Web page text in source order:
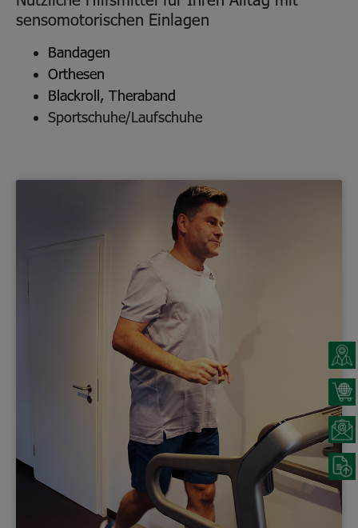
sensomotorischen Einlagen
Bandagen
Orthesen
Blackroll, Theraband
Sportschuhe/Laufschuhe